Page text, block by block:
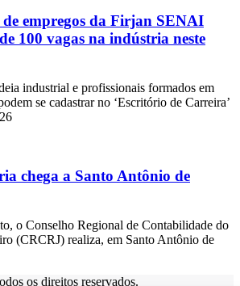
empregos da Firjan SENAI
100 vagas na indústria neste
industrial e profissionais formados em
se cadastrar no ‘Escritório de Carreira’
chega a Santo Antônio de
o Conselho Regional de Contabilidade do
(CRCRJ) realiza, em Santo Antônio de
os direitos reservados.